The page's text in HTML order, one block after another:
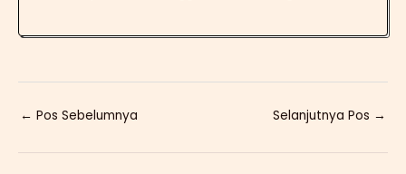
← Pos Sebelumnya Selanjutnya Pos →